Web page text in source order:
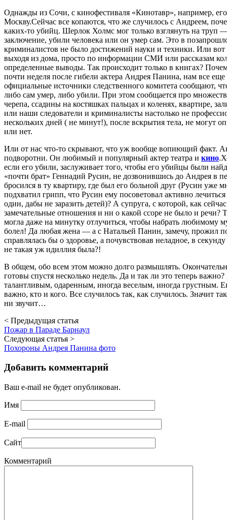
Однажды из Сочи, с кинофестиваля «Кинотавр», например, его
Москву.Сейчас все копаются, что же случилось с Андреем,
каких-то убийц. Шерлок Холмс мог только взглянуть на труп
заключение, убили человека или он умер сам. Это в
криминалистов не было достижений науки и техники. Или
выходя из дома, просто по информации СМИ или рассказам
определенные выводы. Так происходит только в книгах?
почти неделя после гибели актера Андрея Панина, нам все еще
официальные источники следственного комитета сообщают,
либо сам умер, либо убили. При этом сообщается про
черепа, ссадины на костяшках пальцах и коленях, квартире,
или наши следователи и криминалисты настолько не
нескольких дней ( не минут!), после вскрытия тела, не могут
или нет.
Или от нас что-то скрывают, что уж вообще вопиющий факт.
подворотни. Он любимый и популярный актер театра и кино
если его убили, заслуживает того, чтобы его убийцы были
«почти брат» Геннадий Русин, не дозвонившись до Андрея в
бросился в ту квартиру, где был его больной друг (Русин уже
подхватил грипп, что Русин ему посоветовал активно лечиться
один, дабы не заразить детей)? А супруга, с которой, как
замечательные отношения и ни о какой ссоре не было и речи?
могла даже на минутку отлучиться, чтобы набрать любимому
болел! Да любая жена — а с Натальей Панин, замечу, прожил
справлялась бы о здоровье, а почувствовав неладное, в
не такая уж идиллия была?!
В общем, обо всем этом можно долго размышлять.
готовы спустя несколько недель. Да и так ли это теперь
талантливым, одаренным, иногда веселым, иногда грустным.
важно, кто и кого. Все случилось так, как случилось. Значит
ни звучит…
< Предыдущая статья
Пожар в Параде Барнаул
Следующая статья >
Похороны Андрея Панина фото
Добавить комментарий
Ваш e-mail не будет опубликован.
Имя
E-mail
Сайт
Комментарий